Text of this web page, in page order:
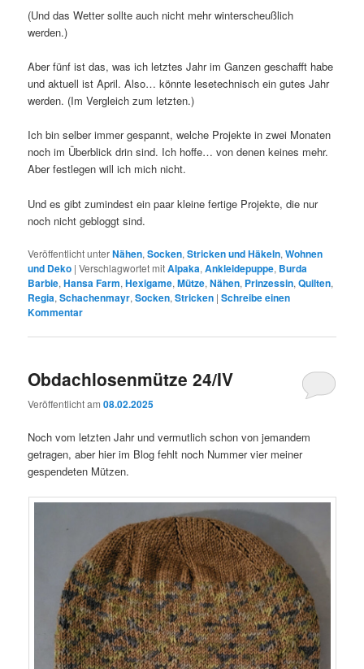
(Und das Wetter sollte auch nicht mehr winterscheußlich
werden.)
Aber fünf ist das, was ich letztes Jahr im Ganzen geschafft habe
und aktuell ist April. Also… könnte lesetechnisch ein gutes Jahr
werden. (Im Vergleich zum letzten.)
Ich bin selber immer gespannt, welche Projekte in zwei Monaten
noch im Überblick drin sind. Ich hoffe… von denen keines mehr.
Aber festlegen will ich mich nicht.
Und es gibt zumindest ein paar kleine fertige Projekte, die nur
noch nicht gebloggt sind.
Veröffentlicht unterNähen,Socken,Stricken und Häkeln,Wohnen
und Deko |Verschlagwortet mitAlpaka,Ankleidepuppe, Burda
Barbie,Hansa Farm,Hexigame,Mütze,Nähen, Prinzessin,Quilten,
Regia,Schachenmayr,Socken,Stricken |Schreibe einen
Kommentar
Obdachlosenmütze 24/IV
Veröffentlicht am08.02.2025
Noch vom letzten Jahr und vermutlich schon von jemandem
getragen, aber hier im Blog fehlt noch Nummer vier meiner
gespendeten Mützen.